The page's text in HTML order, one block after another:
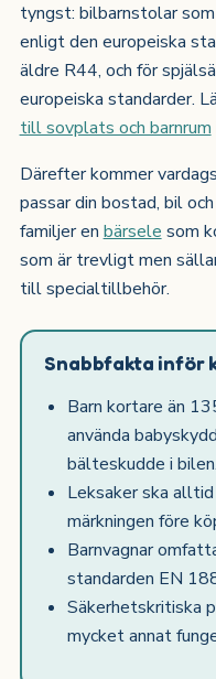
tyngst: bilbarnstolar
enligt den europeiska
äldre R44, och för
europeiska standarder.
till sovplats och barnrum
Därefter kommer
passar din bostad, bil
familjer enbärselesom
som är trevligt men
till specialtillbehör.
Snabbfakta inför
Barn kortare än
använda
bälteskudde i bilen.
Leksaker ska
märkningen före
Barnvagnar
standarden EN
Säkerhetskritiska
mycket annat